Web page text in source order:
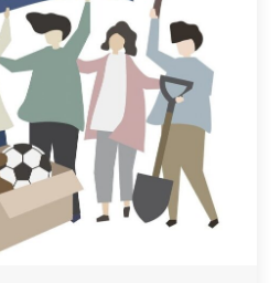
нейростимулятора,
Также обсудили
болезни…